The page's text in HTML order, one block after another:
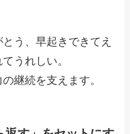
う、早起きできてえ
うれしい。
継続を支えます。